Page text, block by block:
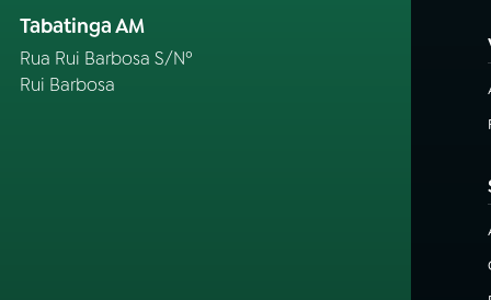
Tabatinga AM
Rua Rui Barbosa S/Nº
Rui Barbosa